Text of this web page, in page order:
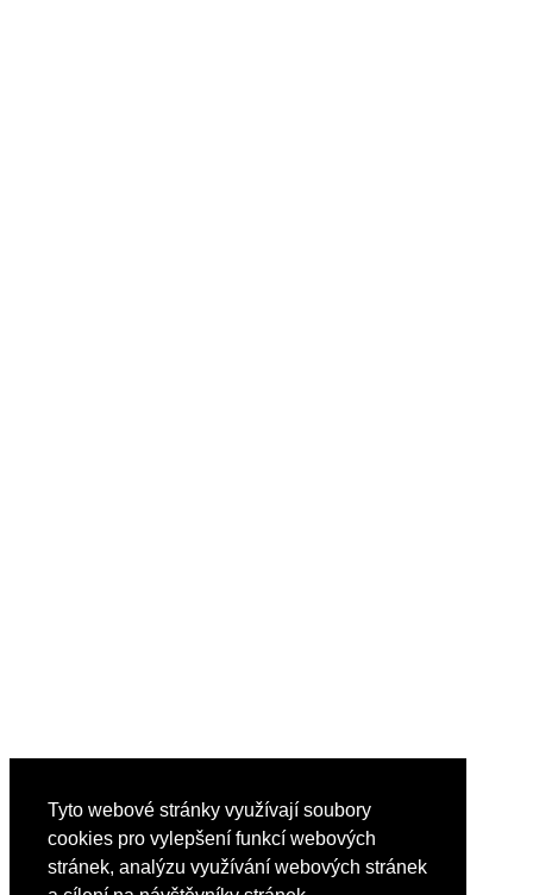
Tyto webové stránky využívají soubory
cookies pro vylepšení funkcí webových
stránek, analýzu využívání webových stránek